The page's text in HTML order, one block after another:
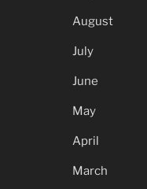
August
July
June
May
April
March